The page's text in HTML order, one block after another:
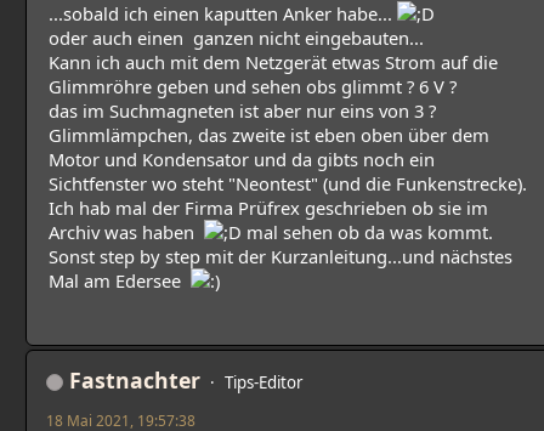
...sobald ich einen kaputten Anker habe...
oder auch einen ganzen nicht eingebauten...
Kann ich auch mit dem Netzgerät etwas Strom auf die
Glimmröhre geben und sehen obs glimmt ? 6 V ?
das im Suchmagneten ist aber nur eins von 3 ?
Glimmlämpchen, das zweite ist eben oben über dem
Motor und Kondensator und da gibts noch ein
Sichtfenster wo steht "Neontest" (und die Funkenstrecke).
Ich hab mal der Firma Prüfrex geschrieben ob sie im
Archiv was haben
mal sehen ob da was kommt.
Sonst step by step mit der Kurzanleitung...und nächstes
Mal am Edersee
Fastnachter Tips-Editor
18 Mai 2021, 19:57:38